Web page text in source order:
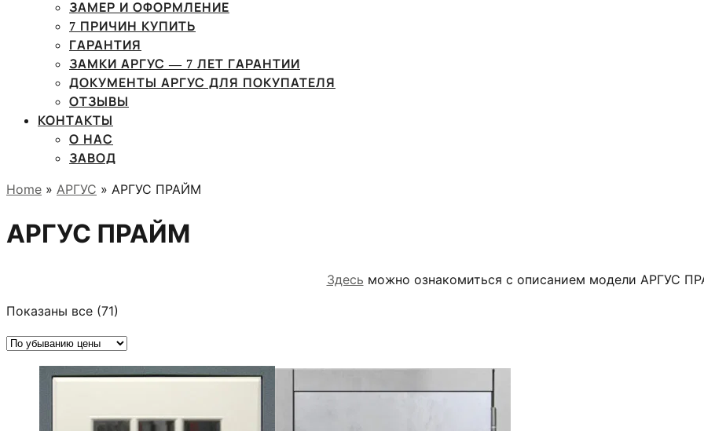
ЗАМЕР И ОФОРМЛЕНИЕ
7 ПРИЧИН КУПИТЬ
ГАРАНТИЯ
ЗАМКИ АРГУС — 7 ЛЕТ ГАРАНТИИ
ДОКУМЕНТЫ АРГУС ДЛЯ ПОКУПАТЕЛЯ
ОТЗЫВЫ
КОНТАКТЫ
О НАС
ЗАВОД
Home » АРГУС » АРГУС ПРАЙМ
АРГУС ПРАЙМ
Здесь можно ознакомиться с описанием модели АРГУС
Показаны все (71)
убыванию